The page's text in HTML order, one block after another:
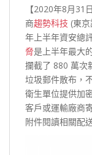
【2020年8月31
商趨勢科技 (東
年上半年資安總
脅是上半年最大
攔截了 880 萬次
垃圾郵件散布，
衛生單位提供加
客戶或運輸廠商
附件閱讀相關配